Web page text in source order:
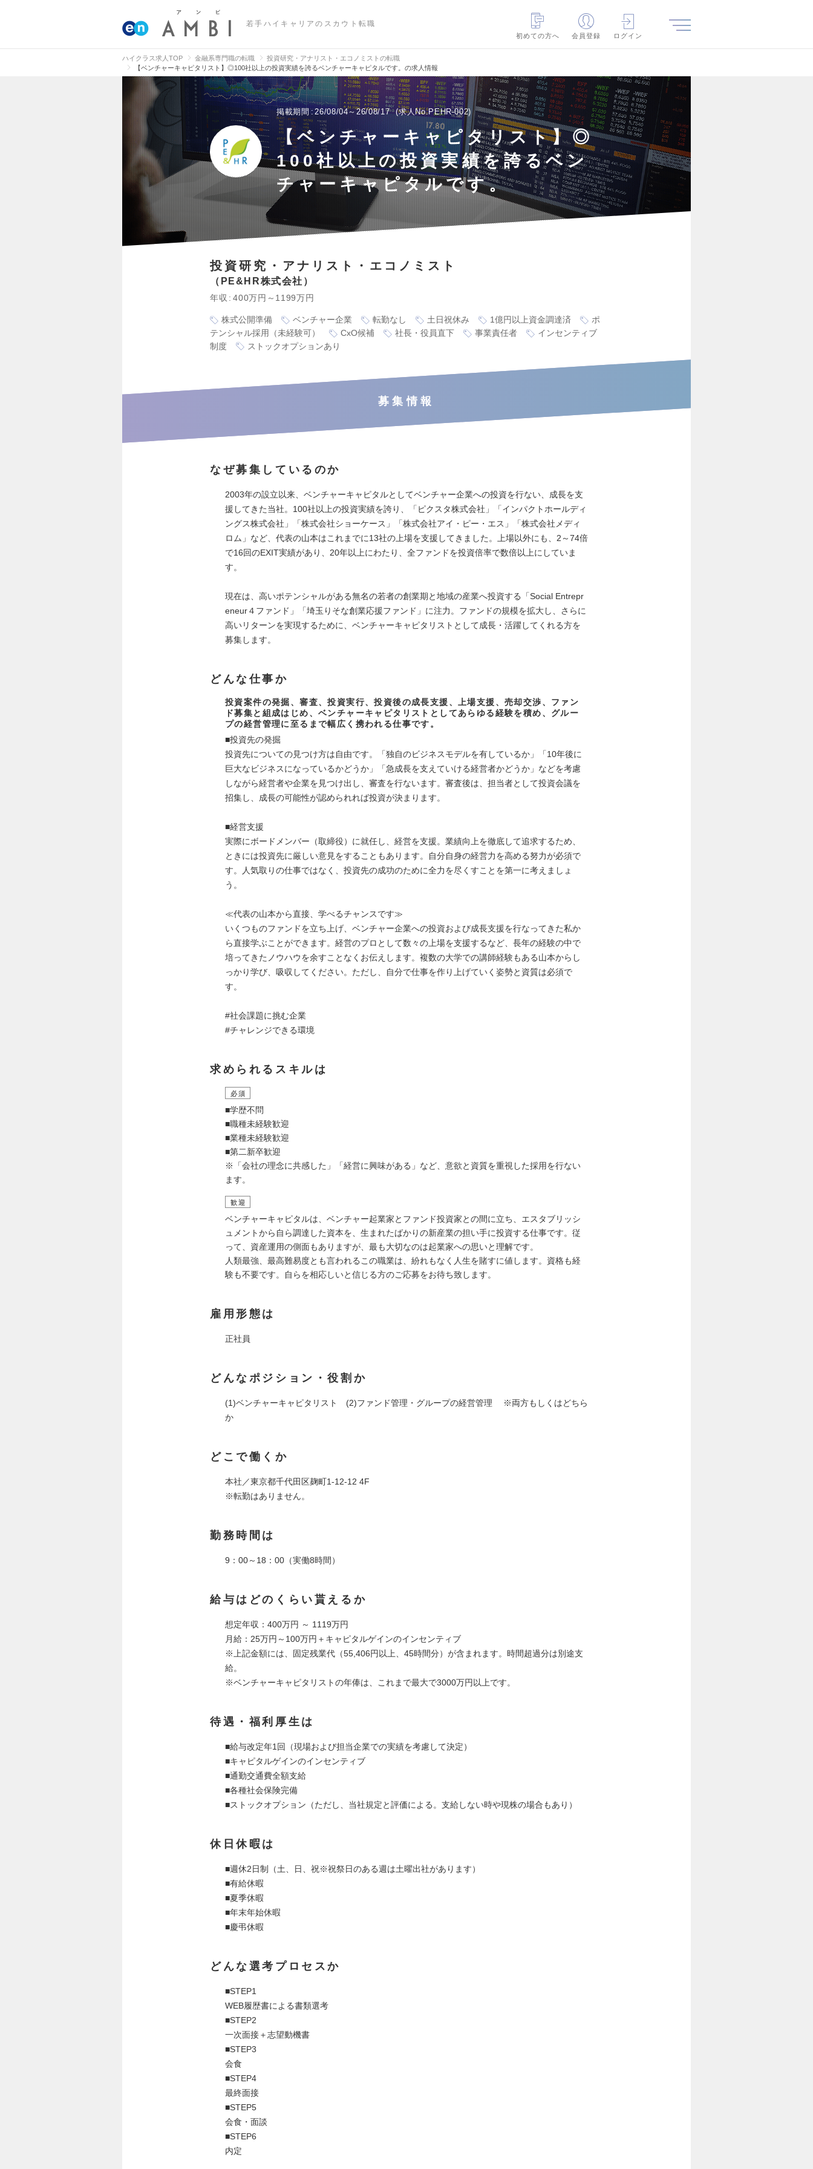
若手ハイキャリアのスカウト転職
初めての方へ
会員登録 ログイン
ハイクラス求人TOP 金融系専門職の転職
投資研究・アナリスト・エコノミストの転職
【ベンチャーキャピタリスト】◎100社以上の投資実績を誇るベンチャーキャピタルです。の求人情報
掲載期間 26/08/04～26/08/17 求人No.PEHR-002
【ベンチャーキャピタリスト】◎
100社以上の投資実績を誇るベン
チャーキャピタルです。
投資研究・アナリスト・エコノミスト
PE&HR株式会社
年収 400万円～1199万円
株式公開準備 ベンチャー企業 転勤なし 土日祝休み 1億円以上資金調達済
ポ
テンシャル採用（未経験可）
CxO候補 社長・役員直下 事業責任者
インセンティブ
制度
ストックオプションあり
募集情報
なぜ募集しているのか
2003年の設立以来、ベンチャーキャピタルとしてベンチャー企業への投資を行ない、成長を支
援してきた当社。100社以上の投資実績を誇り、「ピクスタ株式会社」「インパクトホールディ
ングス株式会社」「株式会社ショーケース」「株式会社アイ・ピー・エス」「株式会社メディ
ロム」など、代表の山本はこれまでに13社の上場を支援してきました。上場以外にも、2～74倍
で16回のEXIT実績があり、20年以上にわたり、全ファンドを投資倍率で数倍以上にしていま
す。
現在は、高いポテンシャルがある無名の若者の創業期と地域の産業へ投資する「Social Entrepr
eneur４ファンド」「埼玉りそな創業応援ファンド」に注力。ファンドの規模を拡大し、さらに
高いリターンを実現するために、ベンチャーキャピタリストとして成長・活躍してくれる方を
募集します。
どんな仕事か
投資案件の発掘、審査、投資実行、投資後の成長支援、上場支援、売却交渉、ファン
ド募集と組成はじめ、ベンチャーキャピタリストとしてあらゆる経験を積め、グルー
プの経営管理に至るまで幅広く携われる仕事です。
■投資先の発掘
投資先についての見つけ方は自由です。「独自のビジネスモデルを有しているか」「10年後に
巨大なビジネスになっているかどうか」「急成長を支えていける経営者かどうか」などを考慮
しながら経営者や企業を見つけ出し、審査を行ないます。審査後は、担当者として投資会議を
招集し、成長の可能性が認められれば投資が決まります。
■経営支援
実際にボードメンバー（取締役）に就任し、経営を支援。業績向上を徹底して追求するため、
ときには投資先に厳しい意見をすることもあります。自分自身の経営力を高める努力が必須で
す。人気取りの仕事ではなく、投資先の成功のために全力を尽くすことを第一に考えましょ
う。
≪代表の山本から直接、学べるチャンスです≫
いくつものファンドを立ち上げ、ベンチャー企業への投資および成長支援を行なってきた私か
ら直接学ぶことができます。経営のプロとして数々の上場を支援するなど、長年の経験の中で
培ってきたノウハウを余すことなくお伝えします。複数の大学での講師経験もある山本からし
っかり学び、吸収してください。ただし、自分で仕事を作り上げていく姿勢と資質は必須で
す。
#社会課題に挑む企業
#チャレンジできる環境
求められるスキルは
必須
■学歴不問
■職種未経験歓迎
■業種未経験歓迎
■第二新卒歓迎
※「会社の理念に共感した」「経営に興味がある」など、意欲と資質を重視した採用を行ない
ます。
歓迎
ベンチャーキャピタルは、ベンチャー起業家とファンド投資家との間に立ち、エスタブリッシ
ュメントから自ら調達した資本を、生まれたばかりの新産業の担い手に投資する仕事です。従
って、資産運用の側面もありますが、最も大切なのは起業家への思いと理解です。
人類最強、最高難易度とも言われるこの職業は、紛れもなく人生を賭すに値します。資格も経
験も不要です。自らを相応しいと信じる方のご応募をお待ち致します。
雇用形態は
正社員
どんなポジション・役割か
(1)ベンチャーキャピタリスト (2)ファンド管理・グループの経営管理 ※両方もしくはどちら
か
どこで働くか
本社／東京都千代田区麹町1-12-12 4F
※転勤はありません。
勤務時間は
9：00～18：00（実働8時間）
給与はどのくらい貰えるか
想定年収：400万円 ～ 1119万円
月給：25万円～100万円＋キャピタルゲインのインセンティブ
※上記金額には、固定残業代（55,406円以上、45時間分）が含まれます。時間超過分は別途支
給。
※ベンチャーキャピタリストの年俸は、これまで最大で3000万円以上です。
待遇・福利厚生は
■給与改定年1回（現場および担当企業での実績を考慮して決定）
■キャピタルゲインのインセンティブ
■通勤交通費全額支給
■各種社会保険完備
■ストックオプション（ただし、当社規定と評価による。支給しない時や現株の場合もあり）
休日休暇は
■週休2日制（土、日、祝※祝祭日のある週は土曜出社があります）
■有給休暇
■夏季休暇
■年末年始休暇
■慶弔休暇
どんな選考プロセスか
■STEP1
WEB履歴書による書類選考
■STEP2
一次面接＋志望動機書
■STEP3
会食
■STEP4
最終面接
■STEP5
会食・面談
■STEP6
内定